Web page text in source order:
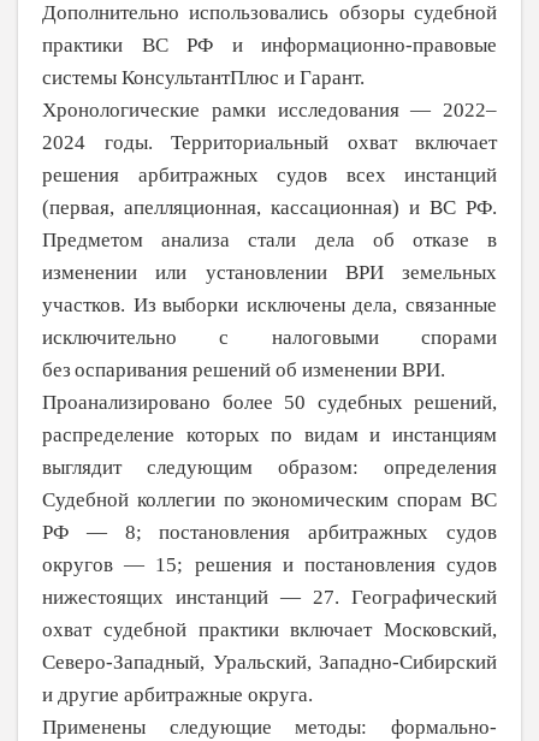
Дополни­тельно использовались обзоры судебной
практики ВС РФ и информационно-право­вые
системы КонсультантПлюс и Гарант.
Хронологические рамки исследования — 2022–
2024 годы. Территориальный охват включает
решения арбитражных судов всех инстанций
(первая, апелляционная, кассационная) и ВС РФ.
Предметом анализа стали дела об отказе в
изменении или установлении ВРИ земельных
участков. Из выборки исключены дела, связанные
исключительно с налоговыми спорами
без оспаривания решений об изменении ВРИ.
Проанализировано более 50 судебных решений,
распределение которых по видам и инстанциям
выглядит следующим образом: определения
Судебной коллегии по экономическим спорам ВС
РФ — 8; постановления арбитражных судов
округов — 15; решения и постановления судов
нижестоящих инстанций — 27. Географический
охват судебной практики включает Московский,
Северо-Западный, Уральский, Западно-Сибирский
и другие арбитражные округа.
Применены следующие методы: формально-